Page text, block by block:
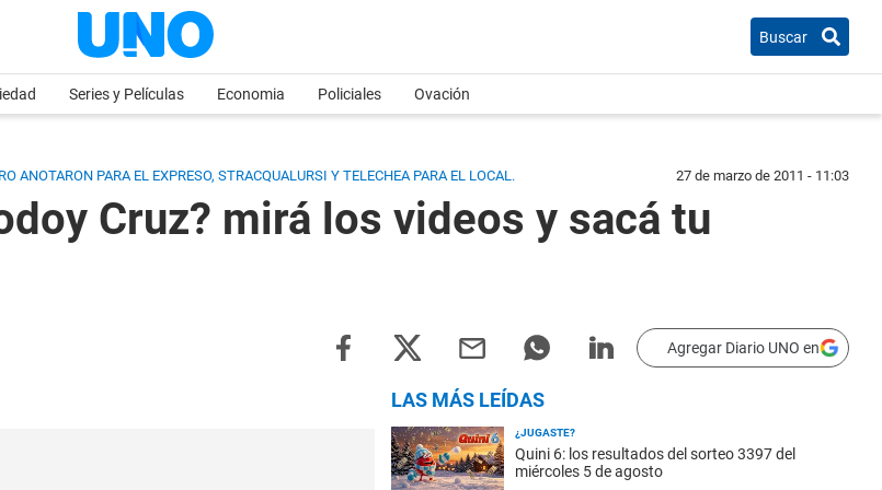
Buscar
Series y Películas Economia Policiales Ovación
ANOTARON PARA EL EXPRESO, STRACQUALURSI Y TELECHEA PARA EL LOCAL. 27 de marzo de 2011 - 11:03
Cruz? mirá los videos y sacá tu
Agregar Diario UNO en
LAS MÁS LEÍDAS
¿JUGASTE?
Quini 6: los resultados del sorteo 3397 del
miércoles 5 de agosto